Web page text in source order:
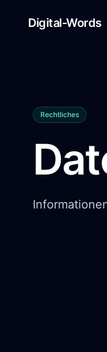
Digital-Words
Rechtliches